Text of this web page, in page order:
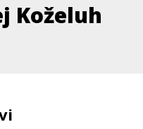
Koželuh